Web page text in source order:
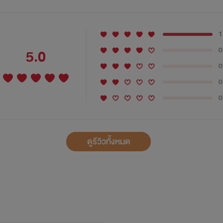
5.0
1
0
0
0
0
ดูรีวิวทั้งหมด